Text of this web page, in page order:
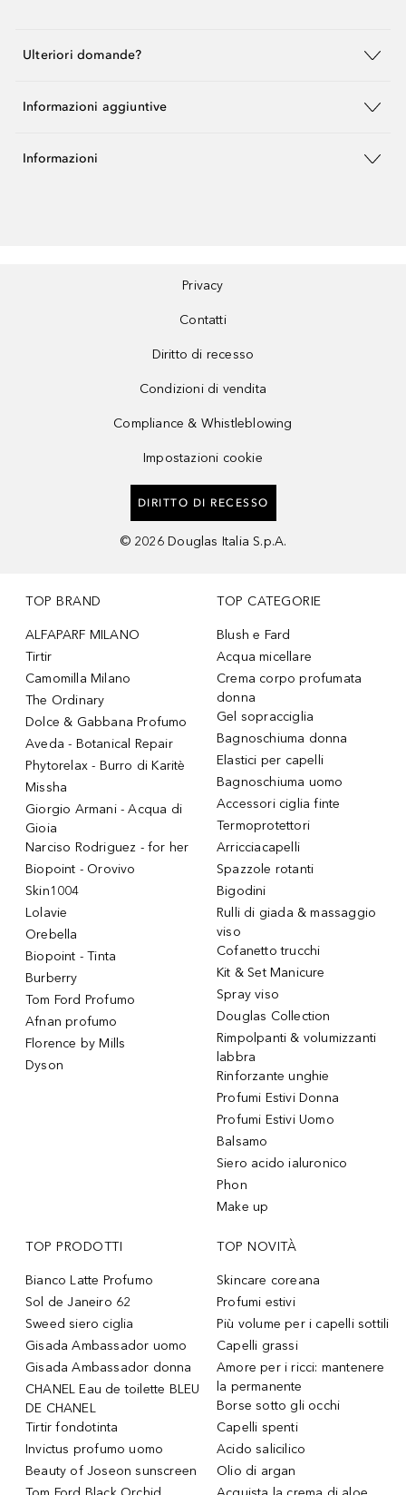
Ulteriori domande?
Informazioni aggiuntive
Informazioni
Privacy
Contatti
Diritto di recesso
Condizioni di vendita
Compliance & Whistleblowing
Impostazioni cookie
DIRITTO DI RECESSO
© 2026 Douglas Italia S.p.A.
TOP BRAND
ALFAPARF MILANO
Tirtir
Camomilla Milano
The Ordinary
Dolce & Gabbana Profumo
Aveda - Botanical Repair
Phytorelax - Burro di Karitè
Missha
Giorgio Armani - Acqua di
Gioia
Narciso Rodriguez - for her
Biopoint - Orovivo
Skin1004
Lolavie
Orebella
Biopoint - Tinta
Burberry
Tom Ford Profumo
Afnan profumo
Florence by Mills
Dyson
TOP CATEGORIE
Blush e Fard
Acqua micellare
Crema corpo profumata
donna
Gel sopracciglia
Bagnoschiuma donna
Elastici per capelli
Bagnoschiuma uomo
Accessori ciglia finte
Termoprotettori
Arricciacapelli
Spazzole rotanti
Bigodini
Rulli di giada & massaggio
viso
Cofanetto trucchi
Kit & Set Manicure
Spray viso
Douglas Collection
Rimpolpanti & volumizzanti
labbra
Rinforzante unghie
Profumi Estivi Donna
Profumi Estivi Uomo
Balsamo
Siero acido ialuronico
Phon
Make up
TOP PRODOTTI
Bianco Latte Profumo
Sol de Janeiro 62
Sweed siero ciglia
Gisada Ambassador uomo
Gisada Ambassador donna
CHANEL Eau de toilette BLEU
DE CHANEL
Tirtir fondotinta
Invictus profumo uomo
Beauty of Joseon sunscreen
TOP NOVITÀ
Skincare coreana
Profumi estivi
Più volume per i capelli sottili
Capelli grassi
Amore per i ricci: mantenere
la permanente
Borse sotto gli occhi
Capelli spenti
Acido salicilico
Olio di argan